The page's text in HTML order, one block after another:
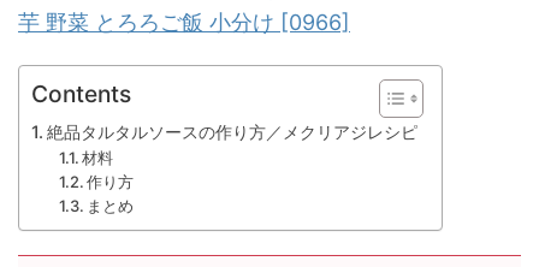
芋 野菜 とろろご飯 小分け [0966]
Contents
絶品タルタルソースの作り方／メクリアジレシピ
材料
作り方
まとめ